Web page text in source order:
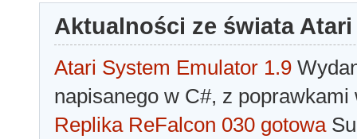
Aktualności ze świata Atari
Atari System Emulator 1.9
napisanego w C#, z poprawkami
Replika ReFalcon 030 gotowa